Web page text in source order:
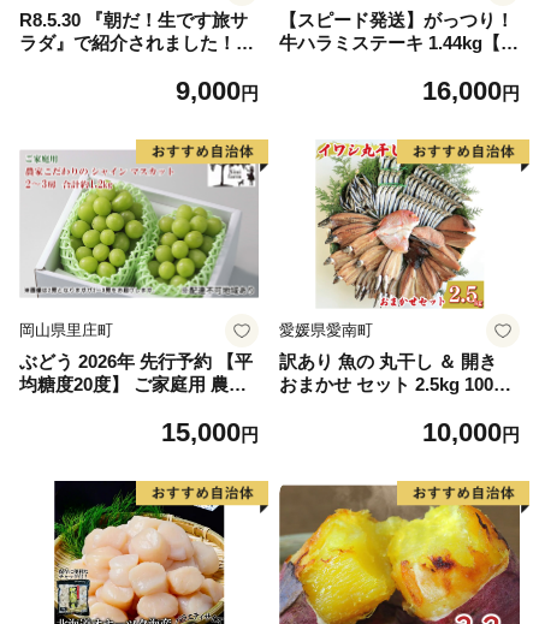
R8.5.30 『朝だ！生です旅サ
ラダ』で紹介されました！朝
生ハム ×3パック（1パックあ
9,000円
【スピード発送】がっつり！
牛ハラミステーキ 1.44kg【氷
g×4パック 牛肉 すてーき 焼
16,000円
岡山県里庄町
ぶどう 2026年 先行予約 【平
均糖度20度】 ご家庭用 農家
ット 2～3房 合計約1.2kg ブ
15,000円
愛媛県愛南町
訳あり 魚の 丸干し ＆ 開き
おまかせ セット 2.5kg 10000
の ひらき 詰め合わせ 冷凍 丸
鰯 いわし イワシ 切り身 おつ
まみ おかず 惣菜 人気 珍味
グルメ 規格外 国産 新鮮 魚介
天然 乾き物 乾物 酒のあて 旬
季節 お中元 お歳暮 母の日 父
の日 武久海産 愛南町 愛媛県
10,000円